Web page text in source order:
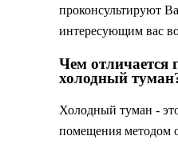
проконсультируют
интересующим вас
Чем отличается
холодный
Холодный туман -
помещения методом